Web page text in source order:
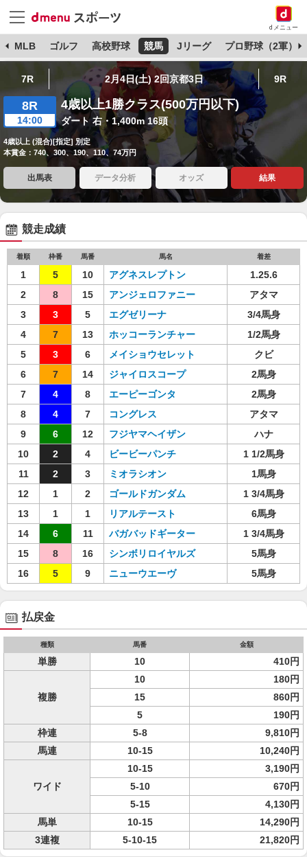
dメニュー
MLB ゴルフ 高校野球 競馬 Jリーグ プロ野球（2軍）
7R 2月4日(土) 2回京都3日 9R
8R
14:00
4歳以上1勝クラス(500万円以下)
ダート 右・1,400m 16頭
4歳以上 (混合)[指定] 別定
本賞金：740、300、190、110、74万円
出馬表 データ分析 オッズ 結果
競走成績
着順 枠番 馬番 馬名 着差
1 5 10 アグネスレプトン
1.25.6
2
8 15 アンジェロファニー
アタマ
3
3 5 エグゼリーナ
3/4馬身
4
7 13 ホッコーランチャー
1/2馬身
5
3 6 メイショウセレット
クビ
6
7 14 ジャイロスコープ
2馬身
7
4 8 エーピーゴンタ
2馬身
8
4 7 コングレス
アタマ
9
6 12 フジヤマヘイザン
ハナ
10
2 4 ビービーパンチ
1 1/2馬身
11
2 3 ミオラシオン
1馬身
12
1 2 ゴールドガンダム
1 3/4馬身
13
1 1 リアルテースト
6馬身
14
6 11 バガバッドギーター
1 3/4馬身
15
8 16 シンボリロイヤルズ
5馬身
16
5 9 ニューウエーヴ 5馬身
払戻金
種類 馬番 金額
単勝 10 410円
複勝
10
180円
15
860円
5
190円
枠連
5-8
9,810円
馬連
10-15 10,240円
ワイド
10-15
3,190円
5-10
670円
5-15
4,130円
馬単
10-15
14,290円
3連複
5-10-15 21,820円